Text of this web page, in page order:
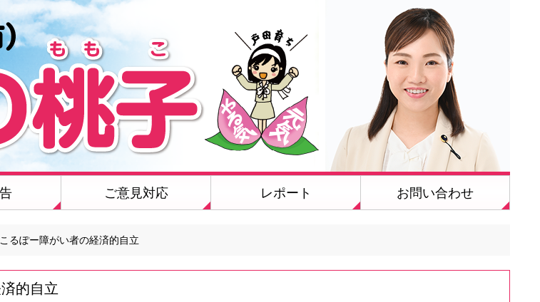
ご意見対応 レポート お問い合わせ
るぽー障がい者の経済的自立
的自立